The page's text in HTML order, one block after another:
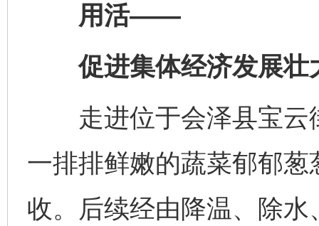
用活——
促进集体经济发展壮
走进位于会泽县宝云
一排排鲜嫩的蔬菜郁郁
收。后续经由降温、除